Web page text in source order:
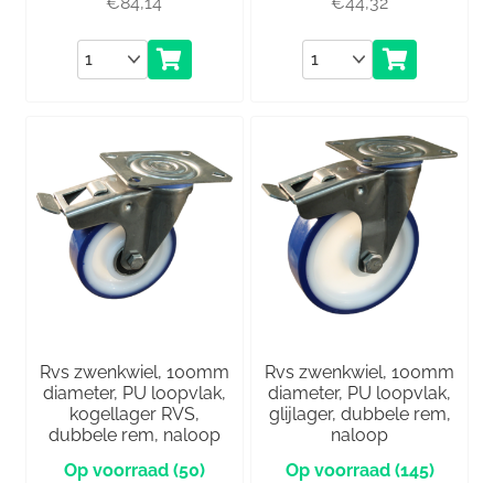
Aantal Aantal
Rvs zwenkwiel, 100mm
diameter, PU loopvlak,
kogellager RVS,
dubbele rem, naloop
(50)
Rvs zwenkwiel, 100mm
diameter, PU loopvlak,
glijlager, dubbele rem,
naloop
(145)